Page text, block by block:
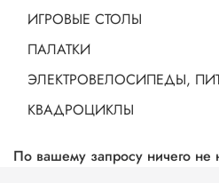
По вашему запросу ничего не
ИГРОВЫЕ СТОЛЫ
ПАЛАТКИ
ЭЛЕКТРОВЕЛОСИПЕДЫ,
КВАДРОЦИКЛЫ